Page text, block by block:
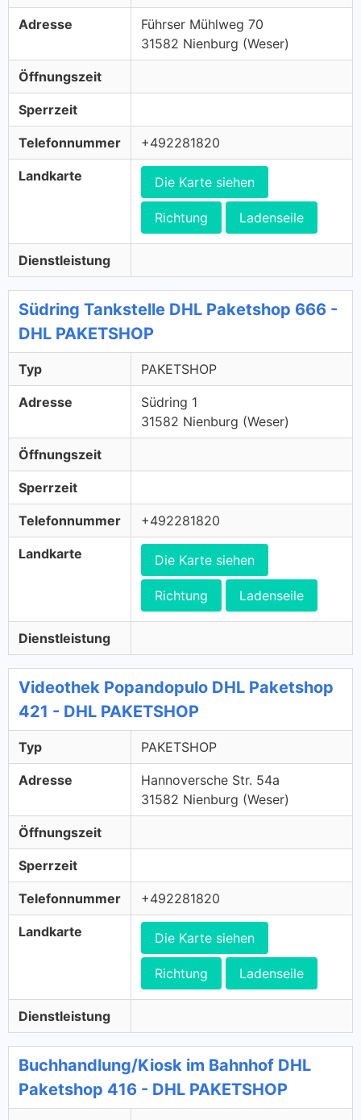
Adresse
Führser Mühlweg 70
31582 Nienburg (Weser)
Öffnungszeit
Sperrzeit
Telefonnummer +492281820
Landkarte Die Karte siehen
Richtung Ladenseile
Dienstleistung
Südring Tankstelle DHL Paketshop 666 -
DHL PAKETSHOP
Typ PAKETSHOP
Adresse
Südring 1
31582 Nienburg (Weser)
Öffnungszeit
Sperrzeit
Telefonnummer +492281820
Landkarte Die Karte siehen
Richtung Ladenseile
Dienstleistung
Videothek Popandopulo DHL Paketshop
421 - DHL PAKETSHOP
Typ PAKETSHOP
Adresse
Hannoversche Str. 54a
31582 Nienburg (Weser)
Öffnungszeit
Sperrzeit
Telefonnummer +492281820
Landkarte Die Karte siehen
Richtung Ladenseile
Dienstleistung
Buchhandlung/Kiosk im Bahnhof DHL
Paketshop 416 - DHL PAKETSHOP